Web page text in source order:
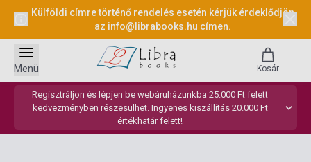
Külföldi címre történő rendelés esetén kérjük érdeklődjön
az info@librabooks.hu címen.
Regisztráljon és lépjen be webáruházunkba 25.000 Ft felett
kedvezményben részesülhet. Ingyenes kiszállítás 20.000 Ft
értékhatár felett!
Menü Kosár